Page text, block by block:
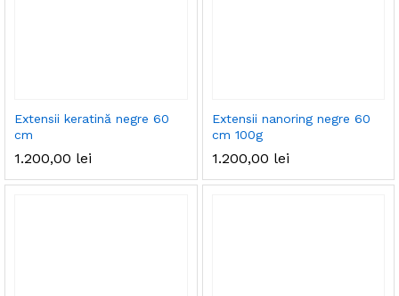
Extensii keratină negre 60
cm
1.200,00 lei
Extensii nanoring negre 60
cm 100g
1.200,00 lei